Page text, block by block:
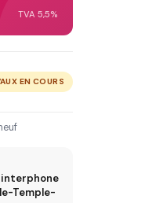
2029
TVA 5,5%
EN COURS
interphone
Temple-